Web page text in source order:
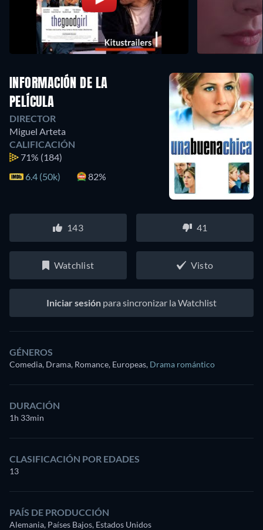
INFORMACIÓN DE LA
PELÍCULA
DIRECTOR
Miguel Arteta
CALIFICACIÓN
71% (184)
6.4 (50k)
82%
143 41
Watchlist Visto
Iniciar sesión para sincronizar la Watchlist
GÉNEROS
Comedia, Drama, Romance, Europeas, Drama romántico
DURACIÓN
1h 33min
CLASIFICACIÓN POR EDADES
13
PAÍS DE PRODUCCIÓN
Alemania, Países Bajos, Estados Unidos